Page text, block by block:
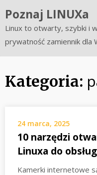
to
content
Poznaj LINUXa
Linux to otwarty, szybki i
prywatność zamiennik dla
Kategoria:
24 marca, 2025
10 narzędzi
Linuxa do
Kamerki internetowe